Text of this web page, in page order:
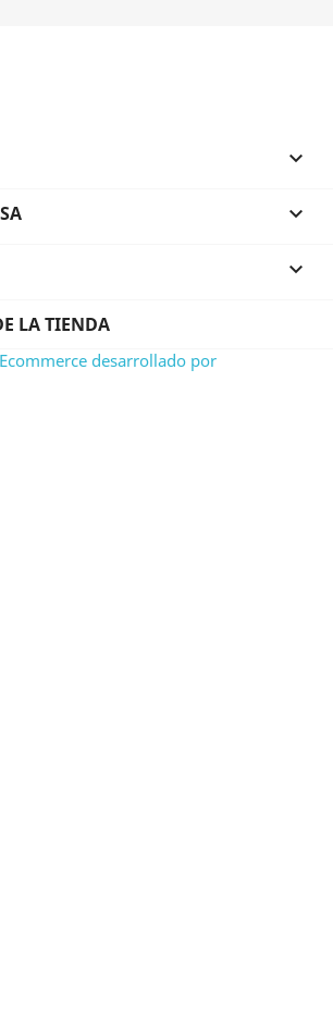



LA TIENDA
desarrollado por